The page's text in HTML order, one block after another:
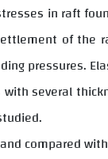
in raft
of the
pressures.
several
compared